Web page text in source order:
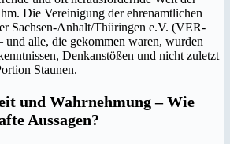
Die Vereinigung der ehrenamtlichen
Sachsen-Anhalt/Thüringen e.V. (VER-
und alle, die gekommen waren, wurden
Denkanstößen und nicht zuletzt
Staunen.
und Wahrnehmung – Wie
Aussagen?